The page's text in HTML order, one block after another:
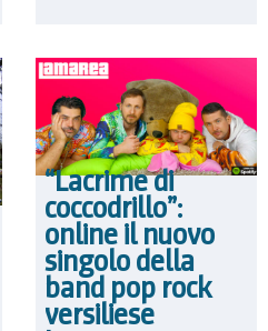
“Lacrime di
coccodrillo”:
online il nuovo
singolo della
band pop rock
versiliese